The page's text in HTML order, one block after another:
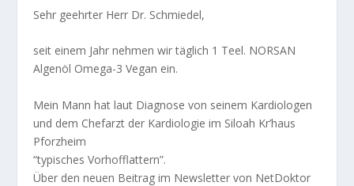
Sehr geehrter Herr Dr. Schmiedel,
seit einem Jahr nehmen wir täglich 1 Teel. NORSAN
Algenöl Omega-3 Vegan ein.
Mein Mann hat laut Diagnose von seinem Kardiologen
und dem Chefarzt der Kardiologie im Siloah Kr’haus
Pforzheim
“typisches Vorhofflattern”.
Über den neuen Beitrag im Newsletter von NetDoktor